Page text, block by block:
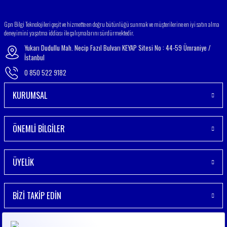
Gpn Bilgi Teknolojileri çeşit ve hizmette en doğru bütünlüğü sunmak ve müşterilerine en iyi satın alma
deneyimini yaşatma iddiası ile çalışmalarını sürdürmektedir.
Yukarı Dudullu Mah. Necip Fazıl Bulvarı KEYAP Sitesi No : 44-59 Ümraniye /
İstanbul
0 850 522 9182
KURUMSAL
ÖNEMLİ BİLGİLER
ÜYELİK
BİZİ TAKİP EDİN